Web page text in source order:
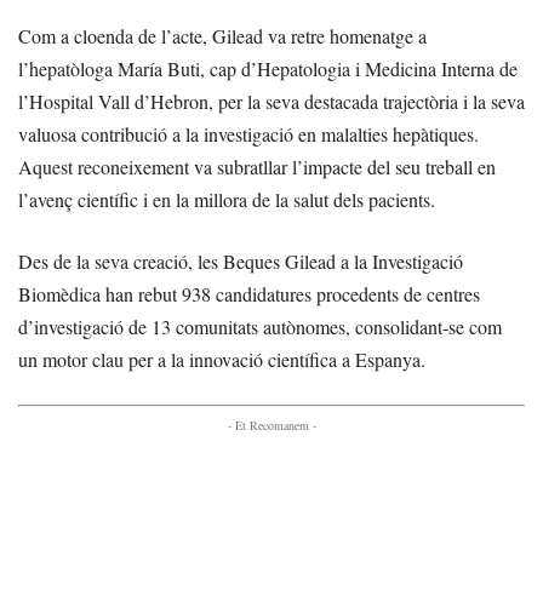
Com a cloenda de l’acte, Gilead va retre homenatge a
l’hepatòloga María Buti, cap d’Hepatologia i Medicina Interna de
l’Hospital Vall d’Hebron, per la seva destacada trajectòria i la seva
valuosa contribució a la investigació en malalties hepàtiques.
Aquest reconeixement va subratllar l’impacte del seu treball en
l’avenç científic i en la millora de la salut dels pacients.
Des de la seva creació, les Beques Gilead a la Investigació
Biomèdica han rebut 938 candidatures procedents de centres
d’investigació de 13 comunitats autònomes, consolidant-se com
un motor clau per a la innovació científica a Espanya.
- Et Recomanem -